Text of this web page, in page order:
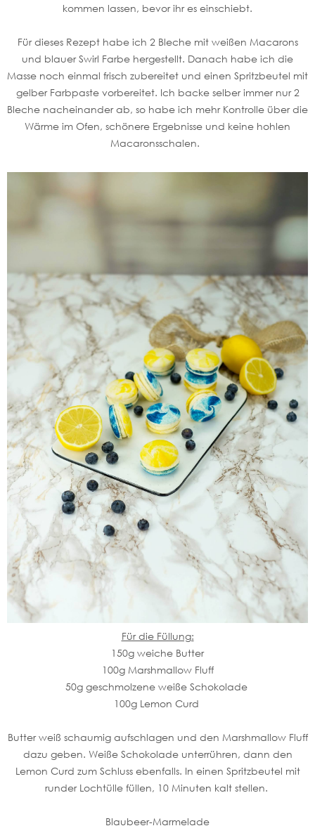
kommen lassen, bevor ihr es einschiebt.
Für dieses Rezept habe ich 2 Bleche mit weißen Macarons
und blauer Swirl Farbe hergestellt. Danach habe ich die
Masse noch einmal frisch zubereitet und einen Spritzbeutel mit
gelber Farbpaste vorbereitet. Ich backe selber immer nur 2
Bleche nacheinander ab, so habe ich mehr Kontrolle über die
Wärme im Ofen, schönere Ergebnisse und keine hohlen
Macaronsschalen.
Für die Füllung:
150g weiche Butter
100g Marshmallow Fluff
50g geschmolzene weiße Schokolade
100g Lemon Curd
Butter weiß schaumig aufschlagen und den Marshmallow Fluff
dazu geben. Weiße Schokolade unterrühren, dann den
Lemon Curd zum Schluss ebenfalls. In einen Spritzbeutel mit
runder Lochtülle füllen, 10 Minuten kalt stellen.
Blaubeer-Marmelade